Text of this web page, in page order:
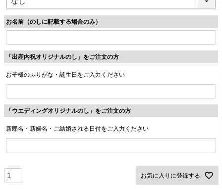
必
お名前（のしに記載する場合のみ）
「出産内祝オリジナルのし」をご注文の方
お子様のふりがな・誕生日をご入力ください
「ウエディングオリジナルのし」をご注文の方
新郎名・新婦名・ご結婚される日付をご入力ください
お気に入りに登録する